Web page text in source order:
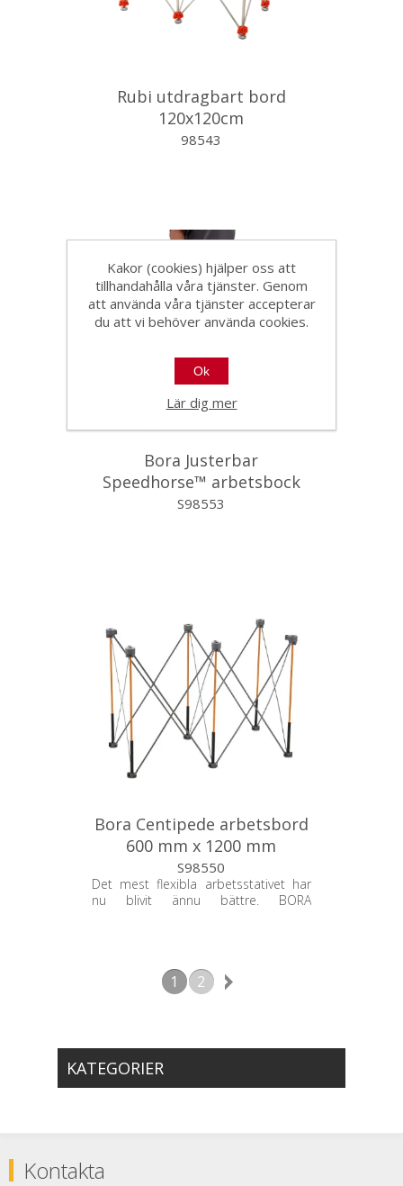
Rubi utdragbart bord
120x120cm
98543
Bora Justerbar
Speedhorse™ arbetsbock
S98553
Bora Centipede arbetsbord
600 mm x 1200 mm
S98550
Det mest flexibla arbetsstativet har
nu blivit ännu bättre. BORA
mm jämfört med
standardmodellerna av Centipede®.
1 2
KATEGORIER
Kontakta
Kakor (cookies) hjälper oss att
tillhandahålla våra tjänster. Genom
att använda våra tjänster accepterar
du att vi behöver använda cookies.
Ok
Lär dig mer